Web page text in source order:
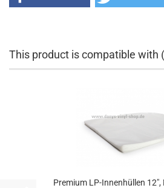
This product is compatible with
Premium LP-Innenhüllen